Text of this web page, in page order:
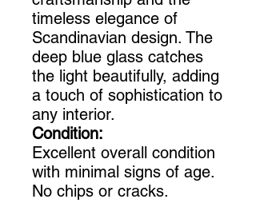
timeless elegance of
Scandinavian design. The
deep blue glass catches
the light beautifully, adding
a touch of sophistication to
any interior.
Condition:
Excellent overall condition
with minimal signs of age.
No chips or cracks.